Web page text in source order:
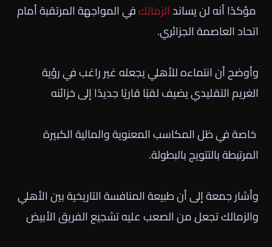
مؤكدًا أنه لن يساندالزمالكفي المواجهة المرتقبة أمام
اتحاد العاصمة الجزائري.
وأوضح أن انتماءه للأهلي يجعله غير راغب في رؤية
الغريم التقليدي يضيف لقبًا قاريًا جديدًا إلى خزائنه
خاصة في ظل المكاسب المعنوية والمالية الكبيرة
المرتبطة بالتتويج بالبطولة.
وأشار جمعة إلى أن طبيعة المنافسة التاريخية بين الأهلي
والزمالك تجعل من الصعب عليه تشجيع الفريق الأبيض